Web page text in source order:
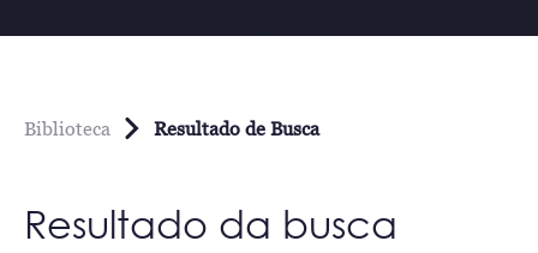
Biblioteca Resultado de Busca
Resultado da busca